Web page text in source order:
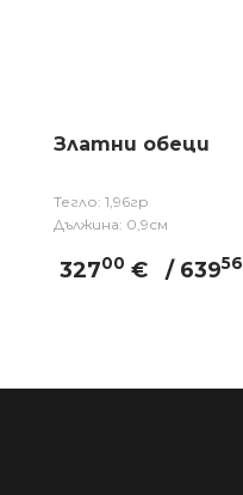
Златни обеци
Тегло: 1,96гр
Дължина: 0,9см
32700 € / 63956